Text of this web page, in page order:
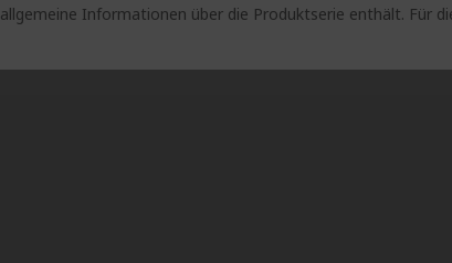
allgemeine Informationen über die Produktserie enthält. Für